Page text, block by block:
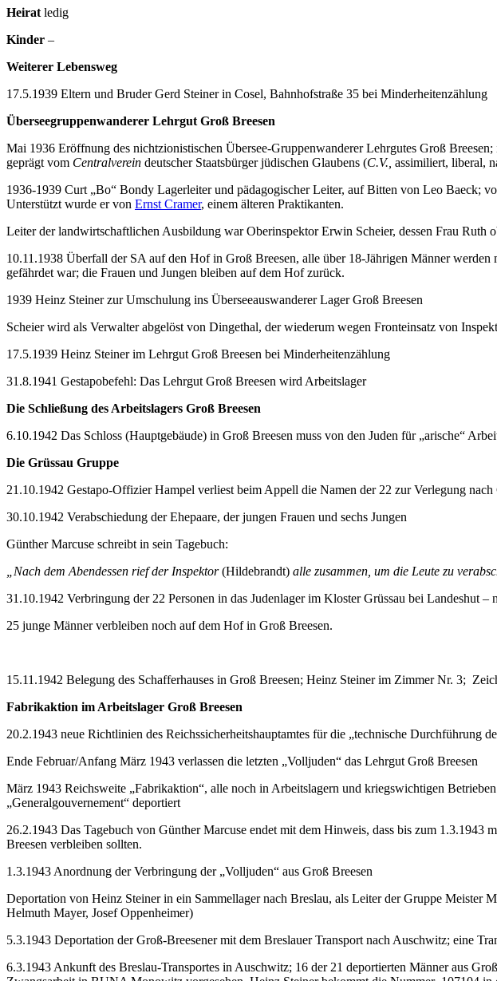
Heirat ledig
Kinder –
Weiterer Lebensweg
17.5.1939 Eltern und Bruder Gerd Steiner in Cosel, Bahnhofstraße 35 bei Minderheitenzählung
Überseegruppenwanderer Lehrgut Groß Breesen
Mai 1936 Eröffnung des nichtzionistischen Übersee-Gruppenwanderer Lehrgutes Groß
geprägt vom Centralverein deutscher Staatsbürger jüdischen Glaubens (C.V., assimiliert, liberal,
1936-1939 Curt „Bo“ Bondy Lagerleiter und pädagogischer Leiter, auf Bitten von Leo Baeck;
Unterstützt wurde er von Ernst Cramer, einem älteren Praktikanten.
Leiter der landwirtschaftlichen Ausbildung war Oberinspektor Erwin Scheier, dessen Frau Ruth
10.11.1938 Überfall der SA auf den Hof in Groß Breesen, alle über 18-Jährigen Männer
gefährdet war; die Frauen und Jungen bleiben auf dem Hof zurück.
1939 Heinz Steiner zur Umschulung ins Überseeauswanderer Lager Groß Breesen
Scheier wird als Verwalter abgelöst von Dingethal, der wiederum wegen Fronteinsatz von
17.5.1939 Heinz Steiner im Lehrgut Groß Breesen bei Minderheitenzählung
31.8.1941 Gestapobefehl: Das Lehrgut Groß Breesen wird Arbeitslager
Die Schließung des Arbeitslagers Groß Breesen
6.10.1942 Das Schloss (Hauptgebäude) in Groß Breesen muss von den Juden für „arische“
Die Grüssau Gruppe
21.10.1942 Gestapo-Offizier Hampel verliest beim Appell die Namen der 22 zur Verlegung
30.10.1942 Verabschiedung der Ehepaare, der jungen Frauen und sechs Jungen
Günther Marcuse schreibt in sein Tagebuch:
„Nach dem Abendessen rief der Inspektor(Hildebrandt) alle zusammen, um die Leute zu
31.10.1942 Verbringung der 22 Personen in das Judenlager im Kloster Grüssau bei Landeshut
25 junge Männer verbleiben noch auf dem Hof in Groß Breesen.
15.11.1942 Belegung des Schafferhauses in Groß Breesen; Heinz Steiner im Zimmer Nr. 3;
Fabrikaktion im Arbeitslager Groß Breesen
20.2.1943 neue Richtlinien des Reichssicherheitshauptamtes für die „technische Durchführung
Ende Februar/Anfang März 1943 verlassen die letzten „Volljuden“ das Lehrgut Groß Breesen
März 1943 Reichsweite „Fabrikaktion“, alle noch in Arbeitslagern und kriegswichtigen
„Generalgouvernement“ deportiert
26.2.1943 Das Tagebuch von Günther Marcuse endet mit dem Hinweis, dass bis zum
Breesen verbleiben sollten.
1.3.1943 Anordnung der Verbringung der „Volljuden“ aus Groß Breesen
Deportation von Heinz Steiner in ein Sammellager nach Breslau, als Leiter der Gruppe
Helmuth Mayer, Josef Oppenheimer)
5.3.1943 Deportation der Groß-Breesener mit dem Breslauer Transport nach Auschwitz; eine
6.3.1943 Ankunft des Breslau-Transportes in Auschwitz; 16 der 21 deportierten Männer aus